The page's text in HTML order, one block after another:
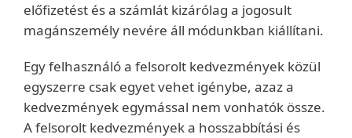
előfizetést és a számlát kizárólag a jogosult
magánszemély nevére áll módunkban kiállítani.
Egy felhasználó a felsorolt kedvezmények közül
egyszerre csak egyet vehet igénybe, azaz a
kedvezmények egymással nem vonhatók össze.
A felsorolt kedvezmények a hosszabbítási és